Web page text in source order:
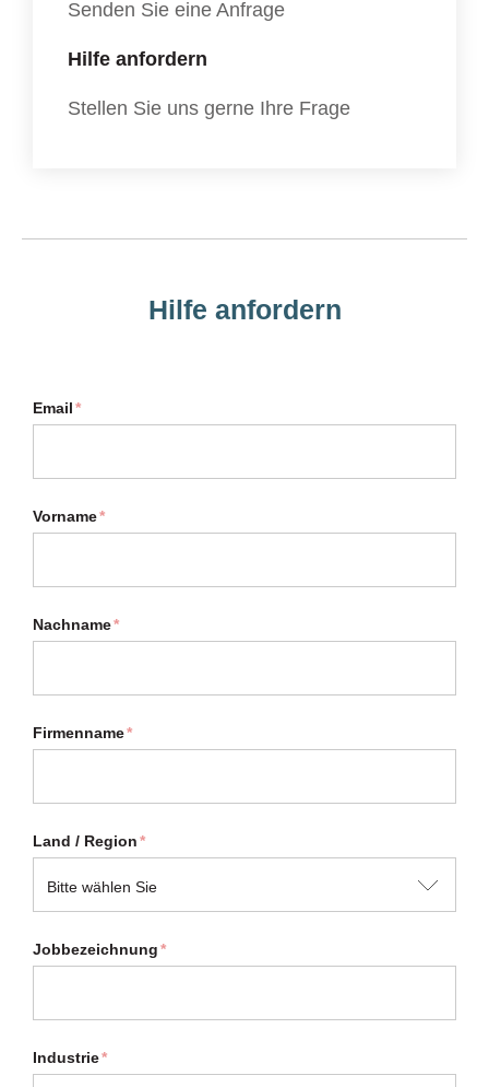
Senden Sie eine Anfrage
Hilfe anfordern
Stellen Sie uns gerne Ihre Frage
Hilfe anfordern
Email*
Vorname*
Nachname*
Firmenname*
Land / Region*
Jobbezeichnung*
Industrie*